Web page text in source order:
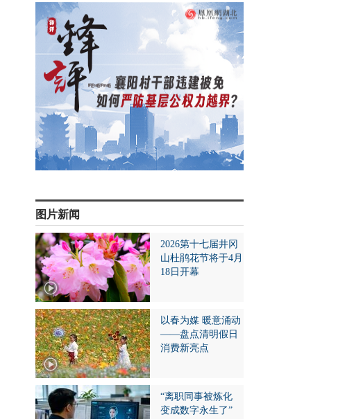
图片新闻
2026第十七届井冈
山杜鹃花节将于4月
18日开幕
以春为媒 暖意涌动
——盘点清明假日
消费新亮点
“离职同事被炼化
变成数字永生了”